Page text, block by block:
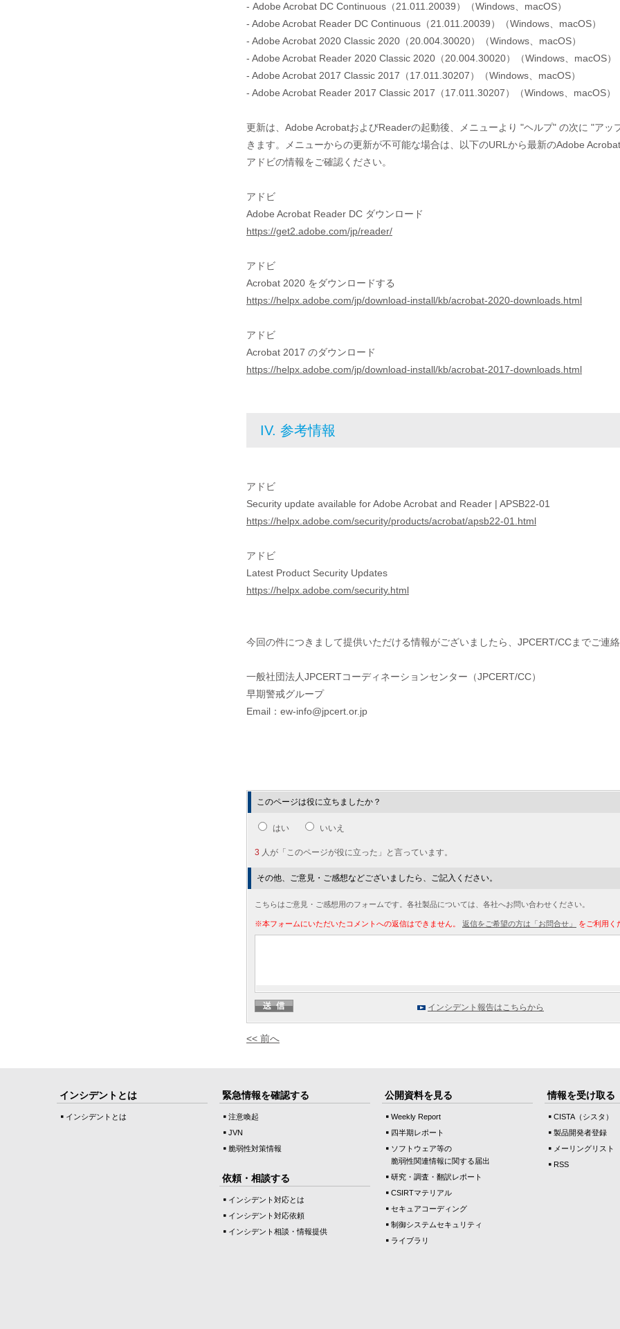
- Adobe Acrobat DC Continuous（21.011.20039）（Windows、macOS）
- Adobe Acrobat Reader DC Continuous（21.011.20039）（Windows、macOS）
- Adobe Acrobat 2020 Classic 2020（20.004.30020）（Windows、macOS）
- Adobe Acrobat Reader 2020 Classic 2020（20.004.30020）（Windows、macOS）
- Adobe Acrobat 2017 Classic 2017（17.011.30207）（Windows、macOS）
- Adobe Acrobat Reader 2017 Classic 2017（17.011.30207）（Windows、macOS）
更新は、Adobe AcrobatおよびReaderの起動後、メニューより "ヘルプ" の次に "ア
きます。メニューからの更新が不可能な場合は、以下のURLから最新のAdobe
アドビの情報をご確認ください。
アドビ
Adobe Acrobat Reader DC ダウンロード
https://get2.adobe.com/jp/reader/
アドビ
Acrobat 2020 をダウンロードする
https://helpx.adobe.com/jp/download-install/kb/acrobat-2020-downloads.html
アドビ
Acrobat 2017 のダウンロード
https://helpx.adobe.com/jp/download-install/kb/acrobat-2017-downloads.html
IV. 参考情報
アドビ
Security update available for Adobe Acrobat and Reader | APSB22-01
https://helpx.adobe.com/security/products/acrobat/apsb22-01.html
アドビ
Latest Product Security Updates
https://helpx.adobe.com/security.html
今回の件につきまして提供いただける情報がございましたら、JPCERT/CCまでご連絡
一般社団法人JPCERTコーディネーションセンター（JPCERT/CC）
早期警戒グループ
Email：ew-info@jpcert.or.jp
このページは役に立ちましたか？
はい いいえ
3 人が「このページが役に立った」と言っています。
その他、ご意見・ご感想などございましたら、ご記入ください。
こちらはご意見・ご感想用のフォームです。各社製品については、各社へお問い合わせください。
※本フォームにいただいたコメントへの返信はできません。 返信をご希望の方は「お問合せ」 をご利用く
インシデント報告はこちらから
<< 前へ
インシデントとは
インシデントとは
緊急情報を確認する
注意喚起
JVN
脆弱性対策情報
依頼・相談する
インシデント対応とは
インシデント対応依頼
インシデント相談・情報提供
公開資料を見る
Weekly Report
四半期レポート
ソフトウェア等の
脆弱性関連情報に関する届出
研究・調査・翻訳レポート
CSIRTマテリアル
セキュアコーディング
制御システムセキュリティ
ライブラリ
情報を受け取る
CISTA（シスタ）
製品開発者登録
メーリングリスト
RSS